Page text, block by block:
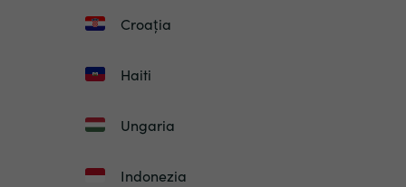
Croația
Haiti
Ungaria
Indonezia